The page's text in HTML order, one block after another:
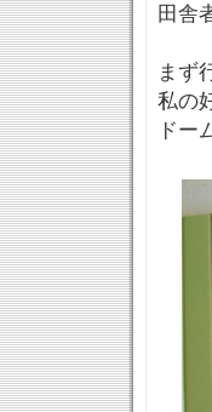
田舎
まず
私の
ドー